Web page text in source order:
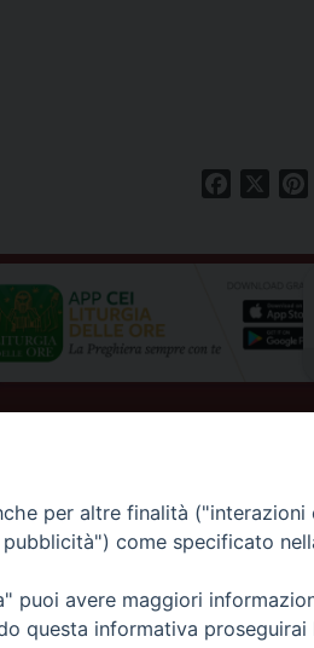
Facebook
Aosta
privacy policy
per altre finalità ("interazioni
come specificato
puoi avere maggiori
questa informativa proseguirai